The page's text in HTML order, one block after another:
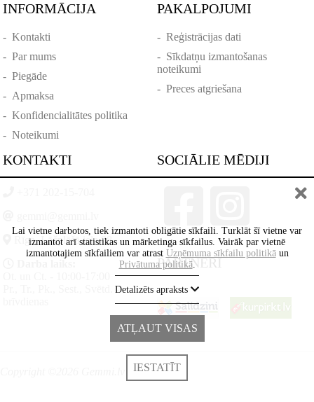
INFORMĀCIJA
-Kontakti
-Par mums
-Piegāde
- Apmaksa
-Konfidencialitātes politika
-Noteikumi
PAKALPOJUMI
- Reģistrācijas dati
- Sīkdatņu izmantošanas
noteikumi
- Preces atgriešana
KONTAKTI
Rīga, Lāčplēšā iela 88
Pr., Tr., Pk., Sest., Svētd. -
SOCIĀLIE MĒDIJI
PARTNERI
Lai vietne darbotos, tiek izmantoti obligātie sīkfaili. Turklāt šī vietne var
izmantot arī statistikas un mārketinga sīkfailus. Vairāk par vietnē
izmantotajiem sīkfailiem var atrast Uzņēmuma sīkfailu politikāun
Privātuma politikā.
Detalizēts apraksts
ATĻAUT VISAS
IESTATĪT